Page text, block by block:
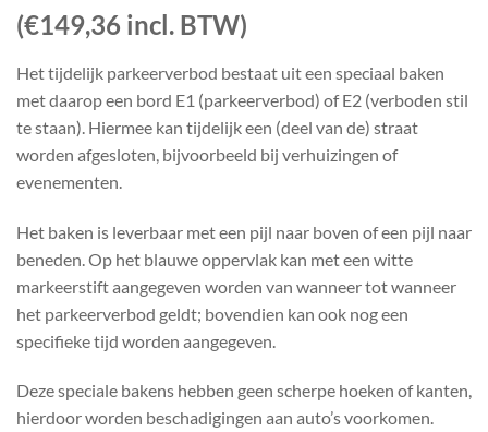
(€149,36 incl. BTW)
Het tijdelijk parkeerverbod bestaat uit een speciaal baken
met daarop een bord E1 (parkeerverbod) of E2 (verboden stil
te staan). Hiermee kan tijdelijk een (deel van de) straat
worden afgesloten, bijvoorbeeld bij verhuizingen of
evenementen.
Het baken is leverbaar met een pijl naar boven of een pijl naar
beneden. Op het blauwe oppervlak kan met een witte
markeerstift aangegeven worden van wanneer tot wanneer
het parkeerverbod geldt; bovendien kan ook nog een
specifieke tijd worden aangegeven.
Deze speciale bakens hebben geen scherpe hoeken of kanten,
hierdoor worden beschadigingen aan auto’s voorkomen.